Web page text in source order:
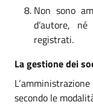
Non sono
d’autore,
registrati.
La gestione dei
secondo le